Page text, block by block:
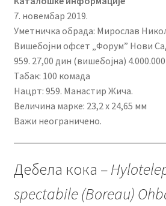
7. новембар 2019.
Уметничка обрада: Мирослав
Вишебојни офсет „Форум” Нови
959. 27,00 дин (вишебојна) 4.000.000
Табак: 100 комада
Нацрт: 959. Манастир Жича.
Величина марке: 23,2 x 24,65 мм
Важи неограничено.
Дебела кока –
spectabile (Boreau)